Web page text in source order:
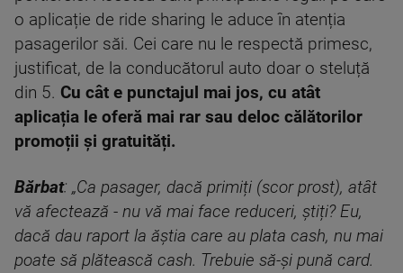
o aplicație de ride sharing le aduce în atenția
pasagerilor săi. Cei care nu le respectă primesc,
justificat, de la conducătorul auto doar o steluță
din 5. Cu cât e punctajul mai jos, cu atât
aplicația le oferă mai rar sau deloc călătorilor
promoții și gratuități.
Bărbat: „Ca pasager, dacă primiți (scor prost), atât
vă afectează - nu vă mai face reduceri, știți? Eu,
dacă dau raport la ăștia care au plata cash, nu mai
poate să plătească cash. Trebuie să-și pună card.